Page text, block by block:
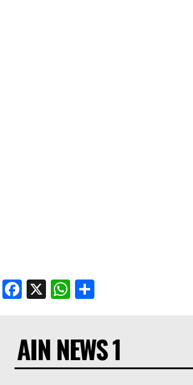
Facebook
X WhatsApp
AIN NEWS 1